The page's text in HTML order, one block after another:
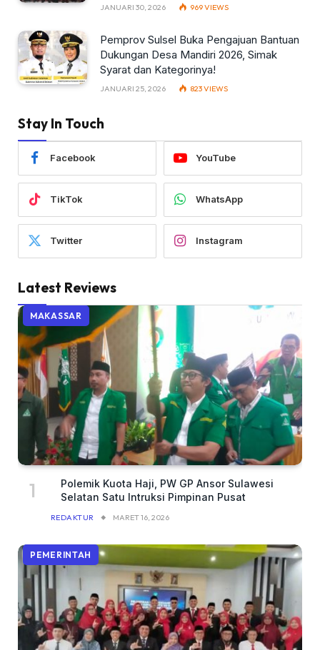
JANUARI 30, 2026 969VIEWS
Pemprov Sulsel Buka Pengajuan Bantuan
Dukungan Desa Mandiri 2026, Simak
Syarat dan Kategorinya!
JANUARI 25, 2026 823VIEWS
Stay In Touch
Facebook YouTube
TikTok WhatsApp
Twitter Instagram
Latest Reviews
MAKASSAR
Polemik Kuota Haji, PW GP Ansor Sulawesi
Selatan Satu Intruksi Pimpinan Pusat
REDAKTUR MARET 16, 2026
PEMERINTAH